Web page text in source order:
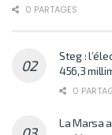
0 PARTAGES
Steg :
456,3
0
La Marsa